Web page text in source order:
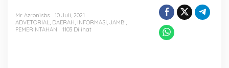
A
Mr Azronisbs
10 Juli, 2021
ADVETORIAL, DAERAH, INFORMASI, JAMBI,
PEMERINTAHAN
1103 Dilihat